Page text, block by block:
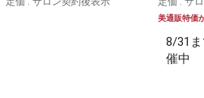
美通販特価
8/31
催中